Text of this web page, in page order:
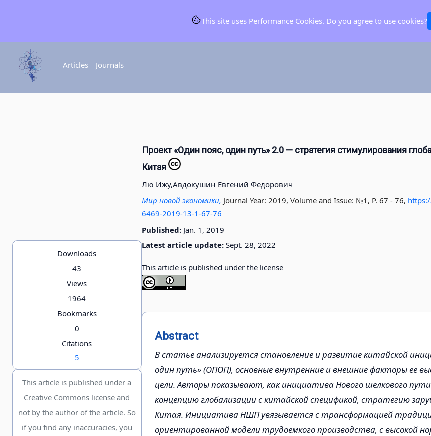
Articles Journals
Downloads
43
Views
1964
Bookmarks
0
Citations
5
This article is published under a
Creative Commons license and
not by the author of the article. So
if you find any inaccuracies, you
Проект «Один пояс, один путь» 2.0 — стратегия стимулирования
Китая
Лю Ижу,Авдокушин Евгений Федорович
Мир новой экономики, Journal Year: 2019, Volume and Issue: №1, P. 67 - 76,
6469-2019-13-1-67-76
Published:Jan. 1, 2019
Latest article update:Sept. 28, 2022
This article is published under the license
Abstract
В статье анализируется становление и развитие китайской
один путь» (ОПОП), основные внутренние и внешние факторы ее
цели. Авторы показывают, как инициатива Нового шелкового
концепцию глобализации с китайской спецификой, стратегию
Китая. Инициатива НШП увязывается с трансформацией
ориентированной модели трудоемкого производства, с высокой
This site uses Performance Cookies. Do you agree to use cookies?